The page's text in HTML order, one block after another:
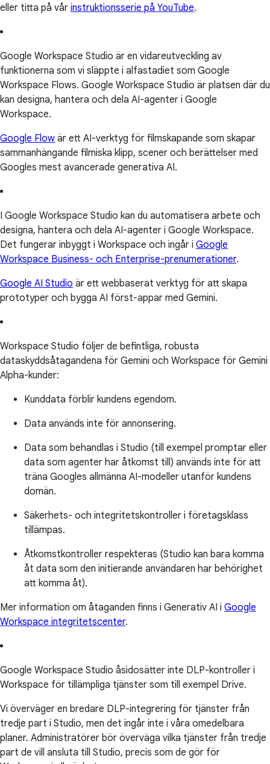
eller titta på vår instruktionsserie på YouTube.
Google Workspace Studio är en vidareutveckling av
funktionerna som vi släppte i alfastadiet som Google
Workspace Flows. Google Workspace Studio är platsen där du
kan designa, hantera och dela AI-agenter i Google
Workspace.
Google Flow är ett AI-verktyg för filmskapande som skapar
sammanhängande filmiska klipp, scener och berättelser med
Googles mest avancerade generativa AI.
I Google Workspace Studio kan du automatisera arbete och
designa, hantera och dela AI-agenter i Google Workspace.
Det fungerar inbyggt i Workspace och ingår i Google
Workspace Business- och Enterprise-prenumerationer.
Google AI Studio är ett webbaserat verktyg för att skapa
prototyper och bygga AI först-appar med Gemini.
Workspace Studio följer de befintliga, robusta
dataskyddsåtagandena för Gemini och Workspace för Gemini
Alpha-kunder:
Kunddata förblir kundens egendom.
Data används inte för annonsering.
Data som behandlas i Studio (till exempel promptar eller
data som agenter har åtkomst till) används inte för att
träna Googles allmänna AI-modeller utanför kundens
domän.
Säkerhets- och integritetskontroller i företagsklass
tillämpas.
Åtkomstkontroller respekteras (Studio kan bara komma
åt data som den initierande användaren har behörighet
att komma åt).
Mer information om åtaganden finns i Generativ AI i Google
Workspace integritetscenter.
Google Workspace Studio åsidosätter inte DLP-kontroller i
Workspace för tillämpliga tjänster som till exempel Drive.
Vi överväger en bredare DLP-integrering för tjänster från
tredje part i Studio, men det ingår inte i våra omedelbara
planer. Administratörer bör överväga vilka tjänster från tredje
part de vill ansluta till Studio, precis som de gör för